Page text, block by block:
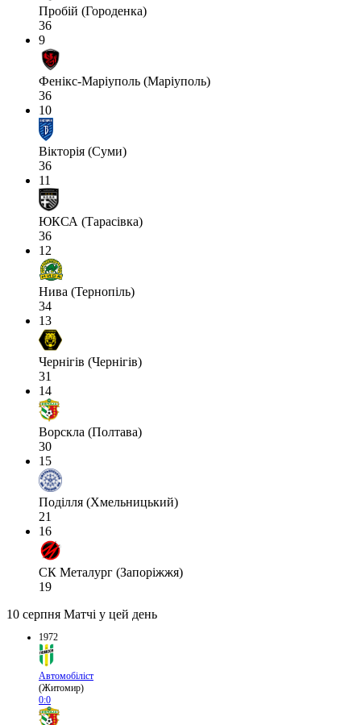
Пробій (Городенка)
36
9
Фенікс-Маріуполь (Маріуполь)
36
10
Вікторія (Суми)
36
11
ЮКСА (Тарасівка)
36
12
Нива (Тернопіль)
34
13
Чернігів (Чернігів)
31
14
Ворскла (Полтава)
30
15
Поділля (Хмельницький)
21
16
СК Металург (Запоріжжя)
19
10 серпня Матчі у цей день
1972
Автомобіліст
(Житомир)
0:0